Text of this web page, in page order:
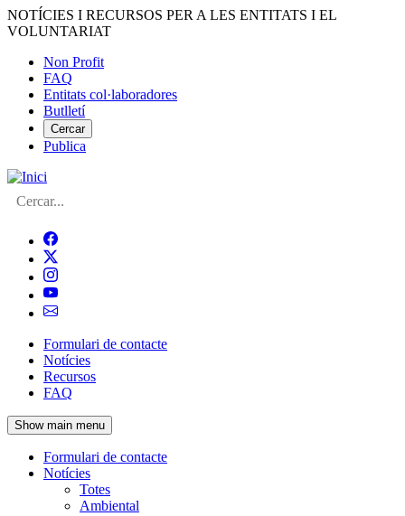
Vés
al
NOTÍCIES I RECURSOS PER A LES ENTITATS I EL
VOLUNTARIAT
Menú
del
compte
d'usuari
Non Profit
FAQ
Entitats col·laboradores
Butlletí
Cercar
Publica
Cerca
Navegació
principal
de
l'encapçalament
Formulari de contacte
Notícies
Recursos
FAQ
Show main menu
Navegació
principal
Formulari de contacte
Notícies
Totes
Ambiental